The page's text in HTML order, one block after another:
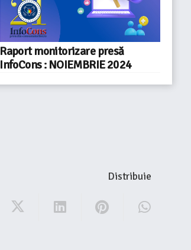
Raport monitorizare presă
InfoCons : NOIEMBRIE 2024
Distribuie